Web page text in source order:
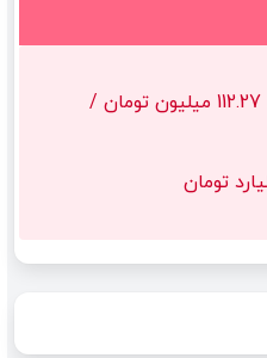
112.27 میلیون تومان /